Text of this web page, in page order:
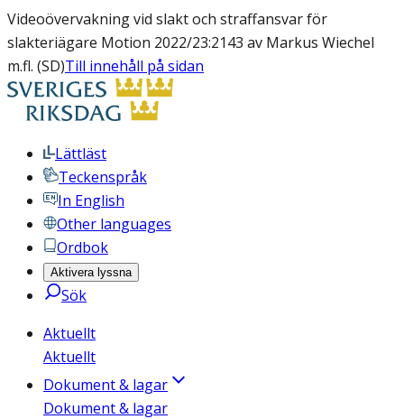
Videoövervakning vid slakt och straffansvar för
slakteriägare Motion 2022/23:2143 av Markus Wiechel
m.fl. (SD)Till innehåll på sidan
Lättläst
Teckenspråk
In English
Other languages
Ordbok
Aktivera lyssna
Sök
Aktuellt
Aktuellt
Dokument & lagar
Dokument & lagar